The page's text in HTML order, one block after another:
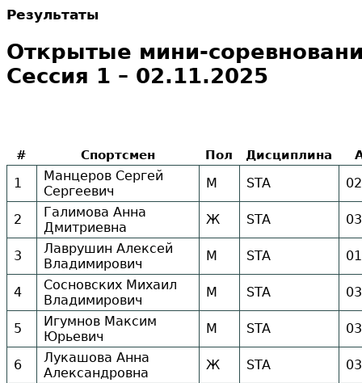
Результаты
Открытые мини-
Сессия 1 – 02.11.2025
# Спортсмен Пол Дисциплина
1
Манцеров Сергей
Сергеевич
М STA
2
Галимова Анна
Дмитриевна
Ж STA
3
Лаврушин Алексей
Владимирович
М STA
4
Сосновских Михаил
Владимирович
М STA
5
Игумнов Максим
Юрьевич
М STA
6
Лукашова Анна
Александровна
Ж STA